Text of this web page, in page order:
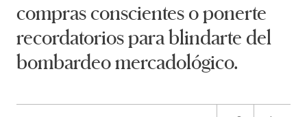
compras conscientes o ponerte
recordatorios para blindarte del
bombardeo mercadológico.